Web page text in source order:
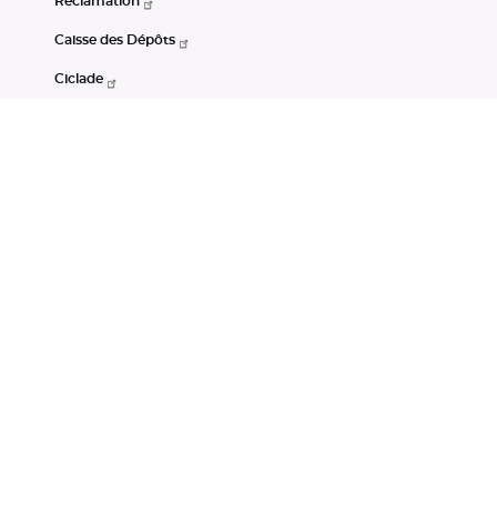
Caisse des Dépôts
Ciclade